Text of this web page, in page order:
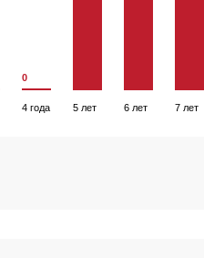
0
4 года 5 лет 6 лет 7 лет